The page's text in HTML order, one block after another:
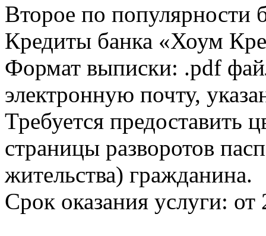
Второе по популярности
Кредиты банка «Хоум
Формат выписки: .pdf
электронную почту,
Требуется предоставить
страницы разворотов
жительства) гражданина.
Срок оказания услуги: от